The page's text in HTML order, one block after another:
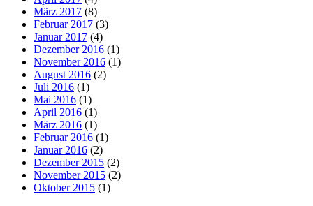
März 2017 (8)
Februar 2017 (3)
Januar 2017 (4)
Dezember 2016 (1)
November 2016 (1)
August 2016 (2)
Juli 2016 (1)
Mai 2016 (1)
April 2016 (1)
März 2016 (1)
Februar 2016 (1)
Januar 2016 (2)
Dezember 2015 (2)
November 2015 (2)
Oktober 2015 (1)